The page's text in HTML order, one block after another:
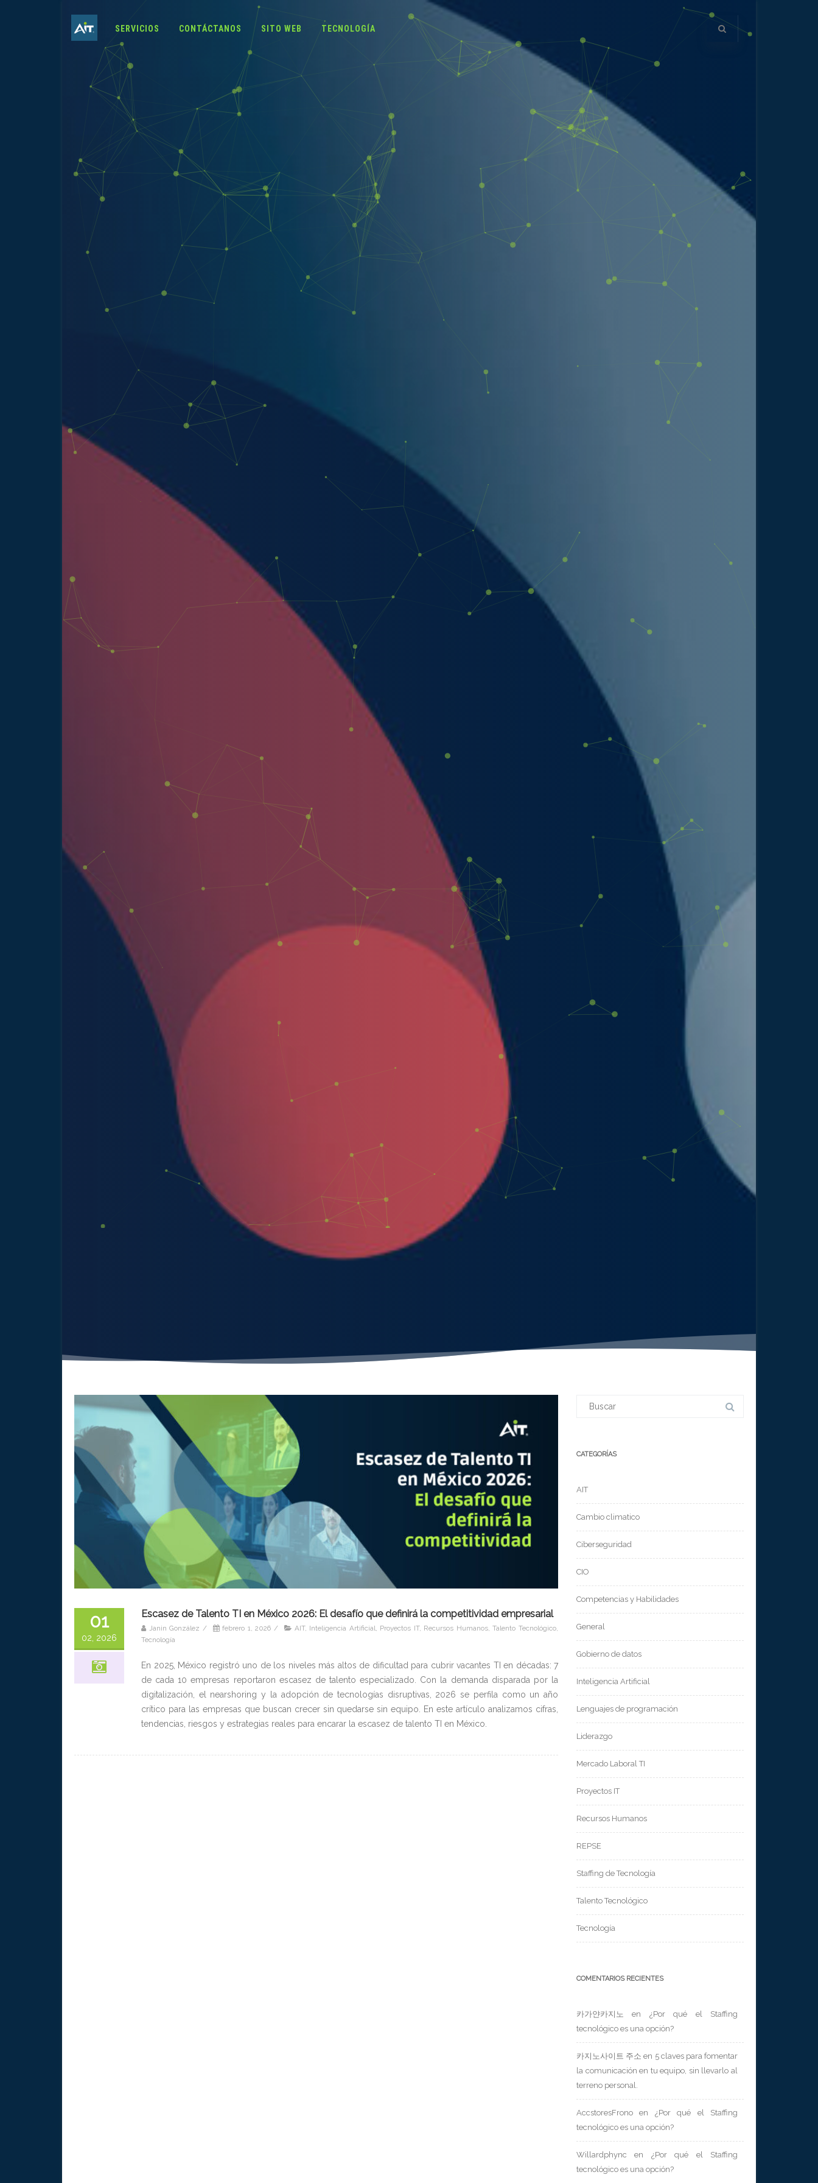
SERVICIOS CONTÁCTANOS SITO WEB TECNOLOGÍA
01
02, 2026
Escasez de Talento TI en México 2026: El desafío que definirá la competitividad empresarial
Janin González / febrero 1, 2026 / AIT, Inteligencia Artificial Proyectos IT, Recursos Humanos,Talento Tecnológico
Tecnología
En 2025, México registró uno de los niveles más altos de dificultad para cubrir vacantes TI en décadas: 7
de cada 10 empresas reportaron escasez de talento especializado. Con la demanda disparada por la
digitalización, el nearshoring y la adopción de tecnologías disruptivas, 2026 se perfila como un año
crítico para las empresas que buscan crecer sin quedarse sin equipo. En este artículo analizamos cifras,
tendencias, riesgos y estrategias reales para encarar la escasez de talento TI en México.
CATEGORÍAS
AIT
Cambio climatico
Ciberseguridad
CIO
Competencias y Habilidades
General
Gobierno de datos
Inteligencia Artificial
Lenguajes de programación
Liderazgo
Mercado Laboral TI
Proyectos IT
Recursos Humanos
REPSE
Staffing de Tecnología
Talento Tecnológico
Tecnología
COMENTARIOS RECIENTES
카가얀카지노 en ¿Por qué el Staffing
tecnológico es una opción?
카지노사이트 주소 en 5 claves para fomentar
la comunicación en tu equipo, sin llevarlo al
terreno personal.
AccstoresFrono en ¿Por qué el Staffing
tecnológico es una opción?
Willardphync en ¿Por qué el Staffing
tecnológico es una opción?